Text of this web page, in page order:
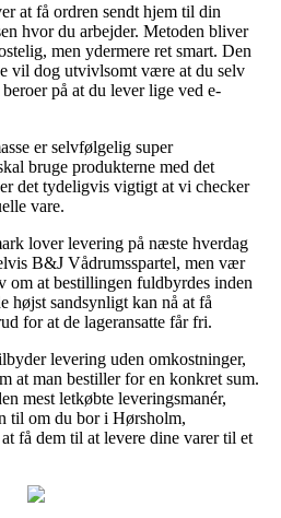
at få ordren sendt hjem til din
hvor du arbejder. Metoden bliver
men ydermere ret smart. Den
vil dog utvivlsomt være at du selv
på at du lever lige ved e-
er selvfølgelig super
bruge produkterne med det
det tydeligvis vigtigt at vi checker
vare.
lover levering på næste hverdag
B&J Vådrumsspartel, men vær
om at bestillingen fuldbyrdes inden
højst sandsynligt kan nå at få
for at de lageransatte får fri.
levering uden omkostninger,
at man bestiller for en konkret sum.
mest letkøbte leveringsmanér,
til om du bor i Hørsholm,
få dem til at levere dine varer til et